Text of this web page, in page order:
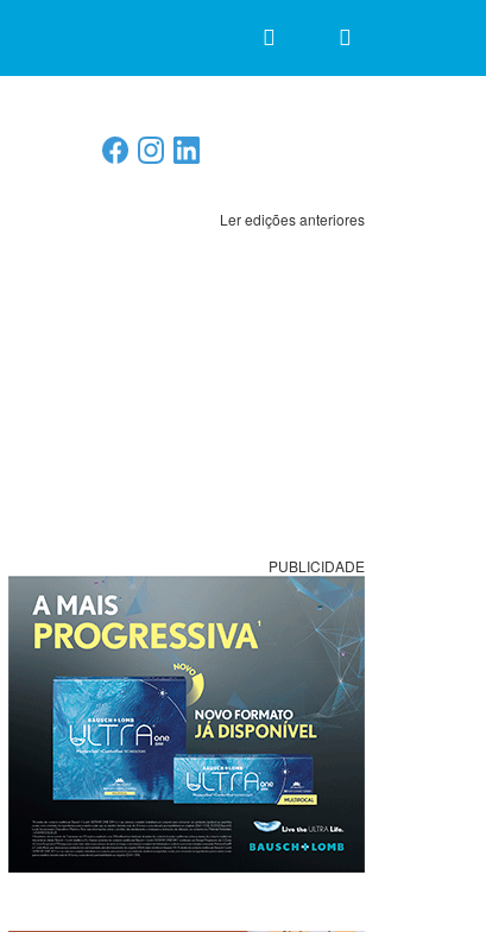
Ler edições anteriores
PUBLICIDADE